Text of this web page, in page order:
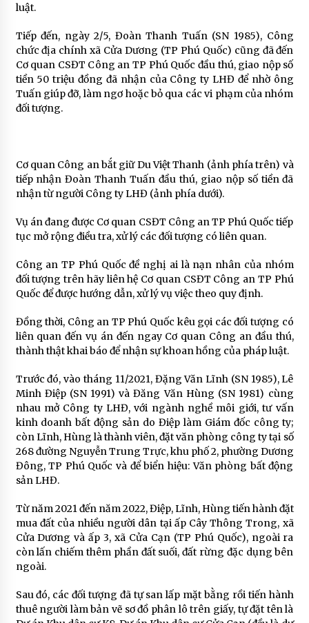
luật.
Tiếp đến, ngày 2/5, Đoàn Thanh Tuấn (SN 1985), Công
chức địa chính xã Cửa Dương (TP Phú Quốc) cũng đã đến
Cơ quan CSĐT Công an TP Phú Quốc đầu thú, giao nộp số
tiền 50 triệu đồng đã nhận của Công ty LHĐ để nhờ ông
Tuấn giúp đỡ, làm ngơ hoặc bỏ qua các vi phạm của nhóm
đối tượng.
Cơ quan Công an bắt giữ Du Việt Thanh (ảnh phía trên) và
tiếp nhận Đoàn Thanh Tuấn đầu thú, giao nộp số tiền đã
nhận từ người Công ty LHĐ (ảnh phía dưới).
Vụ án đang được Cơ quan CSĐT Công an TP Phú Quốc tiếp
tục mở rộng điều tra, xử lý các đối tượng có liên quan.
Công an TP Phú Quốc đề nghị ai là nạn nhân của nhóm
đối tượng trên hãy liên hệ Cơ quan CSĐT Công an TP Phú
Quốc để được hướng dẫn, xử lý vụ việc theo quy định.
Đồng thời, Công an TP Phú Quốc kêu gọi các đối tượng có
liên quan đến vụ án đến ngay Cơ quan Công an đầu thú,
thành thật khai báo để nhận sự khoan hồng của pháp luật.
Trước đó, vào tháng 11/2021, Đặng Văn Lĩnh (SN 1985), Lê
Minh Điệp (SN 1991) và Đăng Văn Hùng (SN 1981) cùng
nhau mở Công ty LHĐ, với ngành nghề môi giới, tư vấn
kinh doanh bất động sản do Điệp làm Giám đốc công ty;
còn Lĩnh, Hùng là thành viên, đặt văn phòng công ty tại số
268 đường Nguyễn Trung Trực, khu phố 2, phường Dương
Đông, TP Phú Quốc và để biển hiệu: Văn phòng bất động
sản LHĐ.
Từ năm 2021 đến năm 2022, Điệp, Lĩnh, Hùng tiến hành đặt
mua đất của nhiều người dân tại ấp Cây Thông Trong, xã
Cửa Dương và ấp 3, xã Cửa Cạn (TP Phú Quốc), ngoài ra
còn lấn chiếm thêm phần đất suối, đất rừng đặc dụng bên
ngoài.
Sau đó, các đối tượng đã tự san lấp mặt bằng rồi tiến hành
thuê người làm bản vẽ sơ đồ phân lô trên giấy, tự đặt tên là